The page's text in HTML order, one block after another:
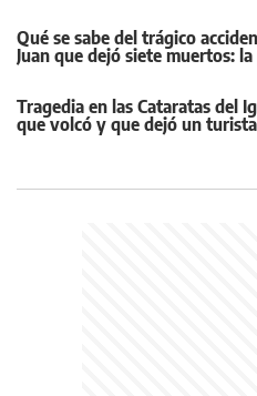
Qué se sabe del trágico
Juan que dejó siete muertos:
Tragedia en las Cataratas del
que volcó y que dejó un